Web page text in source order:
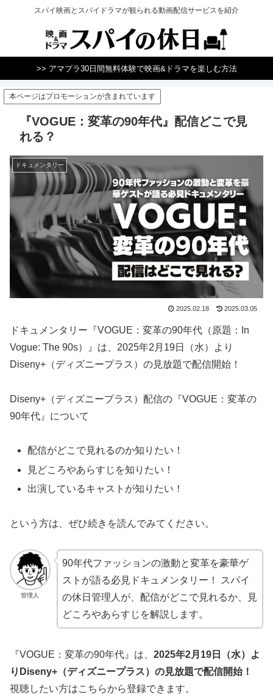
スパイ映画とスパイドラマが観られる動画配信サービスを紹介
>> アマプラ30日間無料体験で映画&ドラマを楽しむ方法
本ページはプロモーションが含まれています
『VOGUE：変革の90年代』配信どこで見
れる？
ドキュメンタリー
2025.02.18 2025.03.05
ドキュメンタリー『VOGUE：変革の90年代（原題：In
Vogue: The 90s）』は、2025年2月19日（水）より
Diseny+（ディズニープラス）の見放題で配信開始！
Diseny+（ディズニープラス）配信の『VOGUE：変革の
90年代』について
配信がどこで見れるのか知りたい！
見どころやあらすじを知りたい！
出演しているキャストが知りたい！
という方は、ぜひ続きを読んでみてください。
管理人
90年代ファッションの激動と変革を豪華ゲ
ストが語る必見ドキュメンタリー！ スパイ
の休日管理人が、配信がどこで見れるか、見
どころやあらすじを解説します。
『VOGUE：変革の90年代』は、 2025年2月19日（水）よ
りDiseny+（ディズニープラス）の見放題で配信開始！
視聴したい方はこちらから登録できます。